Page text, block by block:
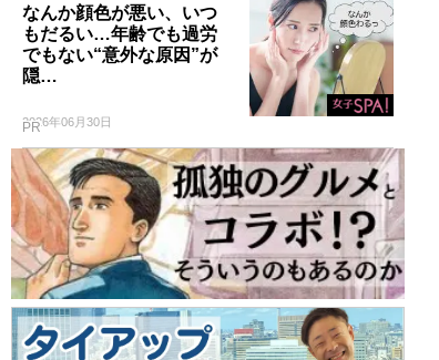
なんか顔色が悪い、いつ
もだるい…年齢でも過労
でもない“意外な原因”が
隠…
2026年06月30日
PR